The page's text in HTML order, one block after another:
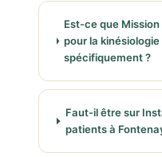
Est-ce que
pour la
spécifiquement ?
Faut-il être sur
patients à